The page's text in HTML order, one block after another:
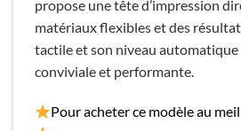
propose une tête d’impression
matériaux flexibles et des
tactile et son niveau
conviviale et performante.
Pour acheter ce modèle au